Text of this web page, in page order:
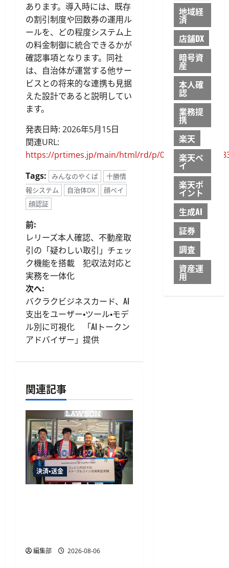
あります。導入時には、既存
の割引制度や回数券の運用ル
ールを、どの程度システム上
の料金制御に統合できるかが
確認事項となります。同社
は、自治体が運営する他サー
ビスとの将来的な連携も見据
えた設計であると説明してい
ます。
発表日時: 2026年5月15日
関連URL:
https://prtimes.jp/main/html/rd/p/
Tags:
みんなのやくば
十勝情
報システム
自治体DX
顔ペイ
顔認証
投
稿
ナ
ビ
ゲ
ー
ョ
ン
前:
レリーズ本人確認、不動産取
引の「疑わしい取引」チェッ
ク機能を搭載 犯収法対応と
実務を一体化
次へ:
バクラクビジネスカード、AI
支出をユーザー・ツール・モデ
ル別に可視化 「AIトークン
アドバイザー」提供
関連記事
決済・送金
編集部 2026-08-06
地域経
済
店舗DX
暗号資
産
本人確
認
業務提
携
楽天
楽天ペ
イ
楽天ポ
イント
生成AI
証券
調査
資産運
用